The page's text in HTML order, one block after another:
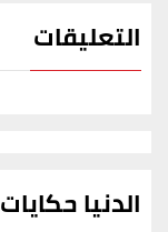
التعليقات
الدنيا حكايات